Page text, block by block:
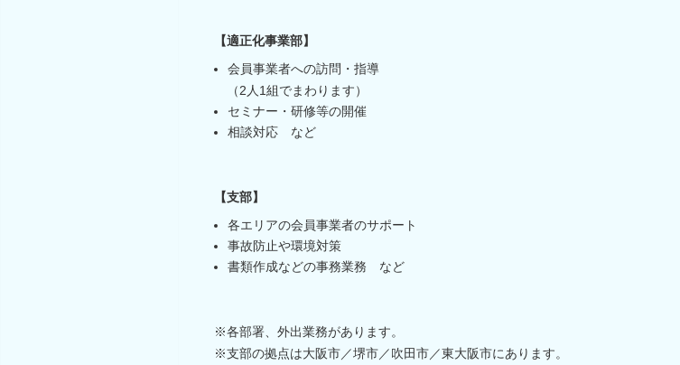
【適正化事業部】
会員事業者への訪問・指導
（2人1組でまわります）
セミナー・研修等の開催
相談対応 など
【支部】
各エリアの会員事業者のサポート
事故防止や環境対策
書類作成などの事務業務 など
※各部署、外出業務があります。
※支部の拠点は大阪市／堺市／吹田市／東大阪市にあります。